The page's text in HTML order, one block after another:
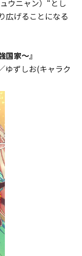
ウニャン）“とし
広げることになる
国家～』
ゆずしお(キャラク